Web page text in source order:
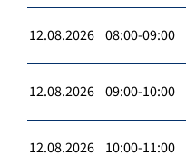
12.08.2026 08:00-09:00
12.08.2026 09:00-10:00
12.08.2026 10:00-11:00